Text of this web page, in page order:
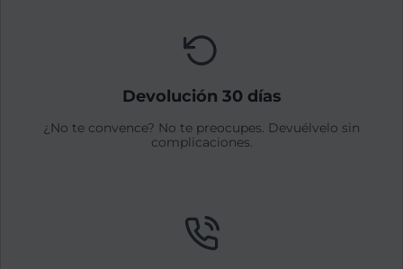
Devolución 30 días
¿No te convence? No te preocupes. Devuélvelo sin
complicaciones.